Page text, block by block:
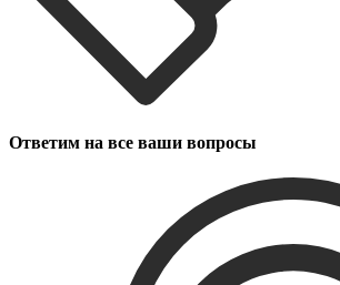
Ответим на все ваши вопросы